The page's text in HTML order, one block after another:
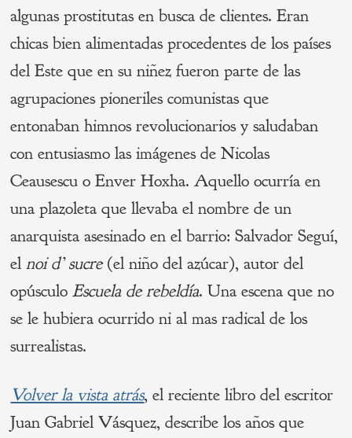
algunas prostitutas en busca de clientes. Eran
chicas bien alimentadas procedentes de los países
del Este que en su niñez fueron parte de las
agrupaciones pioneriles comunistas que
entonaban himnos revolucionarios y saludaban
con entusiasmo las imágenes de Nicolas
Ceausescu o Enver Hoxha. Aquello ocurría en
una plazoleta que llevaba el nombre de un
anarquista asesinado en el barrio: Salvador Seguí,
elnoi d’ sucre(el niño del azúcar), autor del
opúsculoEscuela de rebeldía. Una escena que no
se le hubiera ocurrido ni al mas radical de los
surrealistas.
Volver la vista atrás, el reciente libro del escritor
Juan Gabriel Vásquez, describe los años que